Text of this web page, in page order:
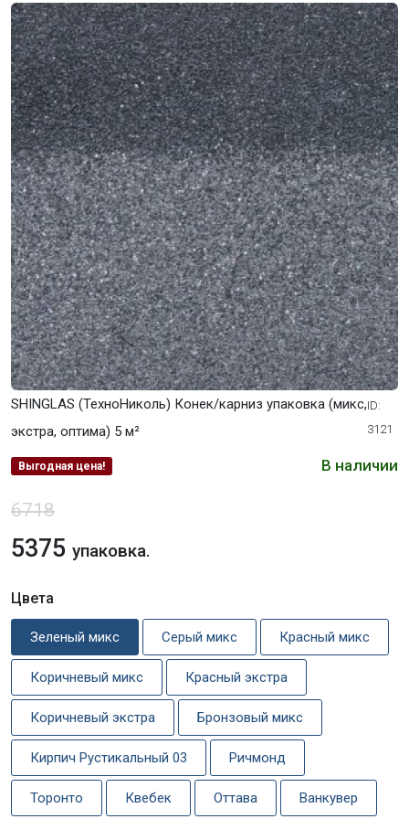
SHINGLAS (ТехноНиколь) Конек/карниз упаковка (микс,
экстра, оптима) 5 м²
ID:
3121
Выгодная цена! В наличии
6718
5375 упаковка.
Цвета
Зеленый микс Серый микс Красный микс
Коричневый микс Красный экстра
Коричневый экстра Бронзовый микс
Кирпич Рустикальный 03 Ричмонд
Торонто Квебек Оттава Ванкувер